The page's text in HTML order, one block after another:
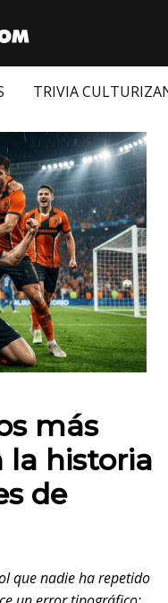
TRIVIA
más
la historia
de
que nadie ha repetido